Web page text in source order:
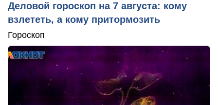
Деловой гороскоп на 7 августа: кому
взлететь, а кому притормозить
Гороскоп